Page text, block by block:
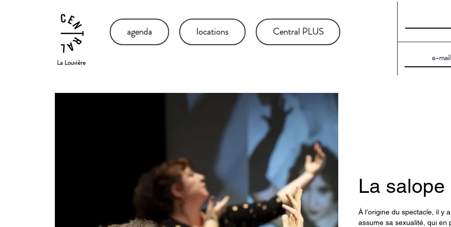
La Louvière
agenda locations Central PLUS
La
À l’origine du spectacle, il y
assume sa sexualité, qui en